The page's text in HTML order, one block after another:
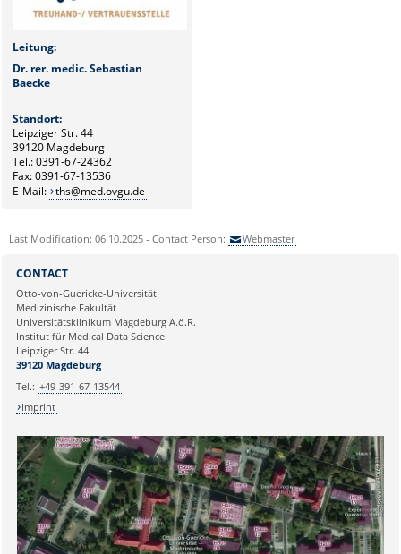
Leitung:
Dr. rer. medic. Sebastian
Baecke
Standort:
Leipziger Str. 44
39120 Magdeburg
Tel.: 0391-67-24362
Fax: 0391-67-13536
E-Mail: ths@med.ovgu.de
Last Modification: 06.10.2025 - Contact Person: Webmaster
CONTACT
Otto-von-Guericke-Universität
Medizinische Fakultät
Universitätsklinikum Magdeburg A.ö.R.
Institut für Medical Data Science
Leipziger Str. 44
39120 Magdeburg
Tel.: +49-391-67-13544
Imprint